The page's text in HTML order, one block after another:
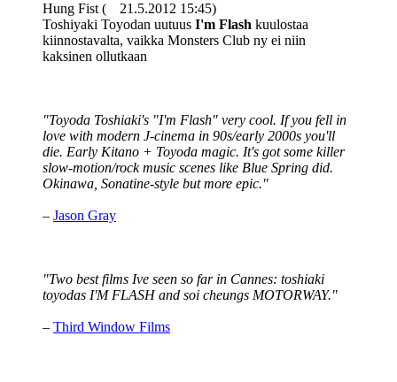
Hung Fist (
21.5.2012 15:45)
Toshiyaki Toyodan uutuus I'm Flash kuulostaa
kiinnostavalta, vaikka Monsters Club ny ei niin
kaksinen ollutkaan
"Toyoda Toshiaki's "I'm Flash" very cool. If you fell in
love with modern J-cinema in 90s/early 2000s you'll
die. Early Kitano + Toyoda magic. It's got some killer
slow-motion/rock music scenes like Blue Spring did.
Okinawa, Sonatine-style but more epic."
– Jason Gray
"Two best films Ive seen so far in Cannes: toshiaki
toyodas I'M FLASH and soi cheungs MOTORWAY."
– Third Window Films